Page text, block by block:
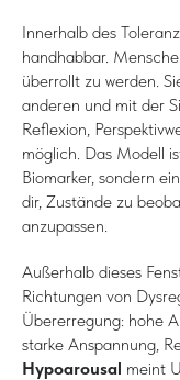
Innerhalb des
handhabbar.
überrollt zu werden.
anderen und mit der
Reflexion,
möglich. Das Modell
Biomarker, sondern
dir, Zustände zu
anzupassen.
Außerhalb dieses
Richtungen von
Übererregung: hohe
starke Anspannung,
Hypoarousal meint